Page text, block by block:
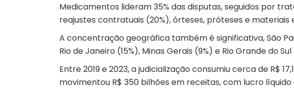
Medicamentos lideram 35% das disputas, seguidos por
reajustes contratuais (20%), órteses, próteses e materiais
A concentração geográfica também é significativa, São
Rio de Janeiro (15%), Minas Gerais (9%) e Rio Grande do Sul
Entre 2019 e 2023, a judicialização consumiu cerca de R$
movimentou R$ 350 bilhões em receitas, com lucro líquido